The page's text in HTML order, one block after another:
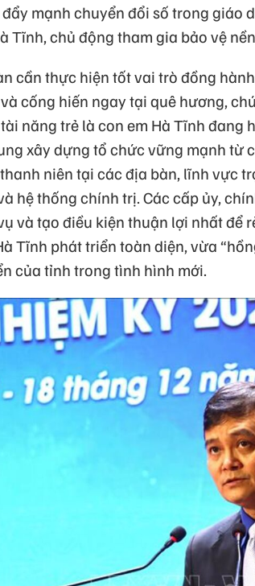
mạnh chuyển đổi số trong giáo
Tĩnh, chủ động tham gia bảo vệ
cần thực hiện tốt vai trò đồng
cống hiến ngay tại quê hương,
năng trẻ là con em Hà Tĩnh đang
xây dựng tổ chức vững mạnh từ
niên tại các địa bàn, lĩnh vực
hệ thống chính trị. Các cấp ủy,
và tạo điều kiện thuận lợi nhất để
Tĩnh phát triển toàn diện, vừa
của tỉnh trong tình hình mới.